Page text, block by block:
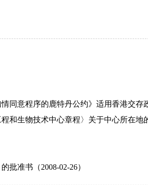
意程序的鹿特丹公约》适用香港交存政
和生物技术中心章程〉关于中心所在地
批准书（2008-02-26）